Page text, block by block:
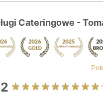
Cateringowe -